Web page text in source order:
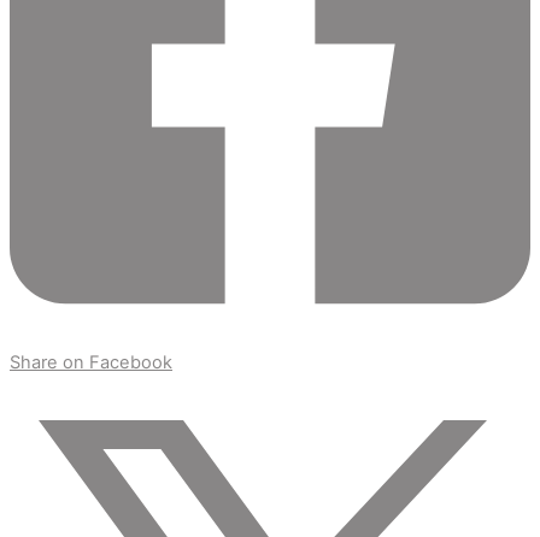
Share on Facebook